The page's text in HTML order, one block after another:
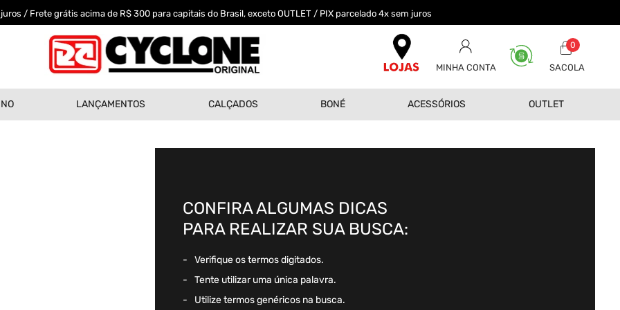
/ Frete grátis acima de R$ 300 para capitais do Brasil, exceto OUTLET / PIX parcelado 4x sem juros
MINHA CONTA
0
LANÇAMENTOS CALÇADOS BONÉ ACESSÓRIOS OUTLET
CONFIRA ALGUMAS DICAS
PARA REALIZAR SUA BUSCA:
Verifique os termos digitados.
Tente utilizar uma única palavra.
Utilize termos genéricos na busca.